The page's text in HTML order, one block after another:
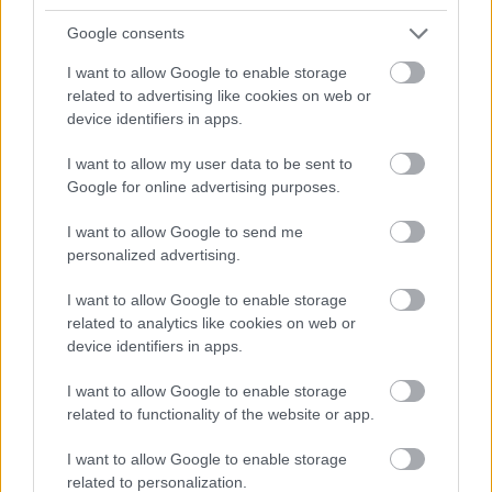
Google consents
I want to allow Google to enable storage
related to advertising like cookies on web or
device identifiers in apps.
I want to allow my user data to be sent to
Google for online advertising purposes.
I want to allow Google to send me
personalized advertising.
I want to allow Google to enable storage
related to analytics like cookies on web or
device identifiers in apps.
I want to allow Google to enable storage
related to functionality of the website or app.
I want to allow Google to enable storage
related to personalization.
A készítők döntésével nem mindenki értett egyet:
- írta egy
hozzászóló, míg egy másik szarkasztikusan
megjegyezte:
„Nincs már Április 1."
Milánt is nagyon várjuk"- kommentelte az egyik
rajongó.
Milán a nagy sikerűVALMARzenekar énekese
Marics Petimellett. A duó 2018-ban kezdte meg a
közös zenei munkát, debütáló kislemezük Deák Téri
Gyros Tál címmel 2018. június 1-én jelent meg.
Abban az évben jelentkeztek A Dal című műsorba,
ellenére ma már hatalmas népszerűségnek
örvendenek: Visz a vérem című daluk 24 millió
megtekintésnél tart, a mindenki által imádott Úristen
pedig 44 milliós nézettséget produkált a Youtube-on.